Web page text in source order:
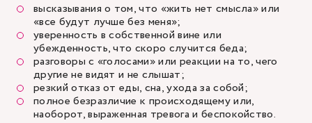
высказывания о том, что «жить нет смысла» или
«все будут лучше без меня»;
уверенность в собственной вине или
убежденность, что скоро случится беда;
разговоры с «голосами» или реакции на то, чего
другие не видят и не слышат;
резкий отказ от еды, сна, ухода за собой;
полное безразличие к происходящему или,
наоборот, выраженная тревога и беспокойство.